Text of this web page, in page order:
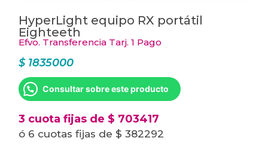
HyperLight equipo RX portátil
Eighteeth
Efvo. Transferencia Tarj. 1 Pago
$1835000
Consultar sobre este producto
3 cuota fijas de $ 703417
ó 6 cuotas fijas de $ 382292